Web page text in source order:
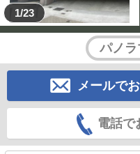
1/23
パノ
メールで
電話で